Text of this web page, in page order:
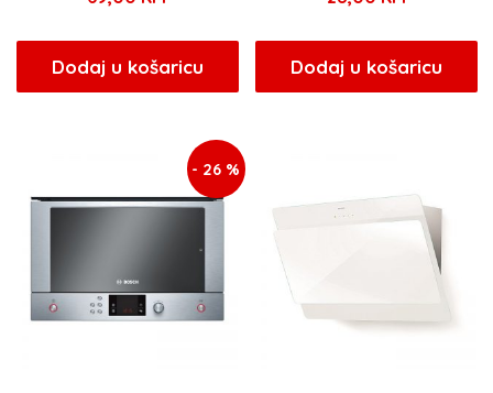
Dodaj u košaricu Dodaj u košaricu
- 26 %